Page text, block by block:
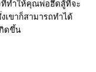
ที่ทำให้คุณพ่อฮึดสู้ที่จะ
เขาก็สามารถทำได้
ดขึ้น